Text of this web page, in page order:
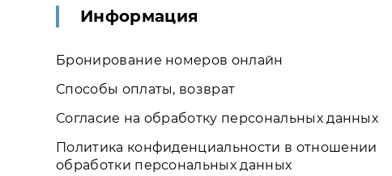
Информация
Бронирование номеров онлайн
Способы оплаты, возврат
Согласие на обработку персональных данных
Политика конфиденциальности в отношении
обработки персональных данных